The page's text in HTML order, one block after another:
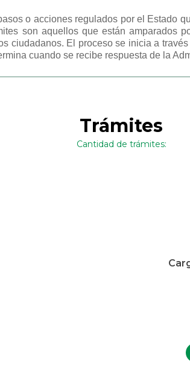
o acciones regulados por el Estado
son aquellos que están amparados
ciudadanos. El proceso se inicia a
cuando se recibe respuesta de la
Trámites
Cantidad de trámites: